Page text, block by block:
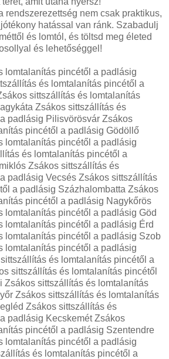
rendszerezettség nem csak praktikus,
hatással van ránk. Szabadulj
és lomtól, és töltsd meg életed
és lehetőséggel!
lomtalanítás pincétől a padlásig
és lomtalanítás pincétől a
sittszállítás és lomtalanítás
Zsákos sittszállítás és
padlásig Pilisvörösvár Zsákos
pincétől a padlásig Gödöllő
lomtalanítás pincétől a padlásig
és lomtalanítás pincétől a
Zsákos sittszállítás és
padlásig Vecsés Zsákos sittszállítás
a padlásig Százhalombatta Zsákos
pincétől a padlásig Nagykőrös
lomtalanítás pincétől a padlásig Göd
lomtalanítás pincétől a padlásig Érd
lomtalanítás pincétől a padlásig Szob
lomtalanítás pincétől a padlásig
és lomtalanítás pincétől a
sittszállítás és lomtalanítás pincétől
Zsákos sittszállítás és lomtalanítás
Zsákos sittszállítás és lomtalanítás
Zsákos sittszállítás és
padlásig Kecskemét Zsákos
pincétől a padlásig Szentendre
lomtalanítás pincétől a padlásig
és lomtalanítás pincétől a